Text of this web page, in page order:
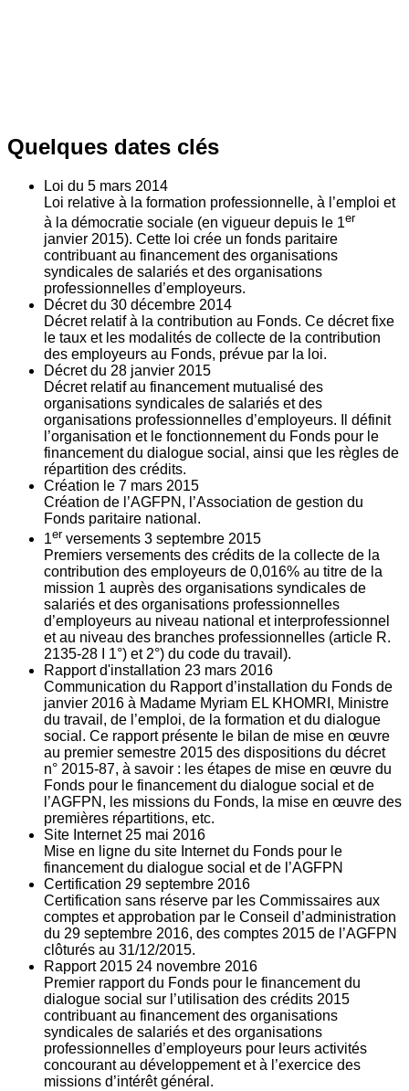
Quelques dates clés
Loi du 5 mars 2014
Loi relative à la formation professionnelle, à l’emploi et
à la démocratie sociale (en vigueur depuis le 1er
janvier 2015). Cette loi crée un fonds paritaire
contribuant au financement des organisations
syndicales de salariés et des organisations
professionnelles d’employeurs.
Décret du 30 décembre 2014
Décret relatif à la contribution au Fonds. Ce décret fixe
le taux et les modalités de collecte de la contribution
des employeurs au Fonds, prévue par la loi.
Décret du 28 janvier 2015
Décret relatif au financement mutualisé des
organisations syndicales de salariés et des
organisations professionnelles d’employeurs. Il définit
l’organisation et le fonctionnement du Fonds pour le
financement du dialogue social, ainsi que les règles de
répartition des crédits.
Création le 7 mars 2015
Création de l’AGFPN, l’Association de gestion du
Fonds paritaire national.
1er versements 3 septembre 2015
Premiers versements des crédits de la collecte de la
contribution des employeurs de 0,016% au titre de la
mission 1 auprès des organisations syndicales de
salariés et des organisations professionnelles
d’employeurs au niveau national et interprofessionnel
et au niveau des branches professionnelles (article R.
2135‐28 I 1°) et 2°) du code du travail).
Rapport d'installation 23 mars 2016
Communication du Rapport d’installation du Fonds de
janvier 2016 à Madame Myriam EL KHOMRI, Ministre
du travail, de l’emploi, de la formation et du dialogue
social. Ce rapport présente le bilan de mise en œuvre
au premier semestre 2015 des dispositions du décret
n° 2015-87, à savoir : les étapes de mise en œuvre du
Fonds pour le financement du dialogue social et de
l’AGFPN, les missions du Fonds, la mise en œuvre des
premières répartitions, etc.
Site Internet 25 mai 2016
Mise en ligne du site Internet du Fonds pour le
financement du dialogue social et de l’AGFPN
Certification 29 septembre 2016
Certification sans réserve par les Commissaires aux
comptes et approbation par le Conseil d’administration
du 29 septembre 2016, des comptes 2015 de l’AGFPN
clôturés au 31/12/2015.
Rapport 2015 24 novembre 2016
Premier rapport du Fonds pour le financement du
dialogue social sur l’utilisation des crédits 2015
contribuant au financement des organisations
syndicales de salariés et des organisations
professionnelles d’employeurs pour leurs activités
concourant au développement et à l’exercice des
missions d’intérêt général.